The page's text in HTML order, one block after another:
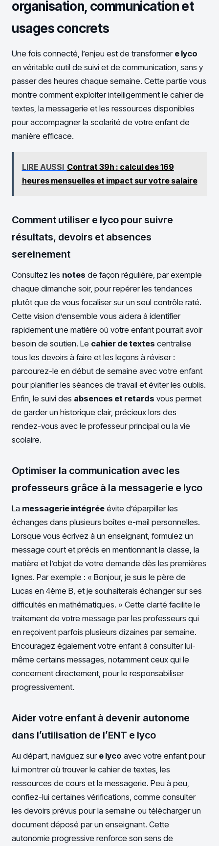
organisation, communication et
usages concrets
Une fois connecté, l’enjeu est de transformer e lyco
en véritable outil de suivi et de communication, sans y
passer des heures chaque semaine. Cette partie vous
montre comment exploiter intelligemment le cahier de
textes, la messagerie et les ressources disponibles
pour accompagner la scolarité de votre enfant de
manière efficace.
LIRE AUSSI Contrat 39h : calcul des 169
heures mensuelles et impact sur votre salaire
Comment utiliser e lyco pour suivre
résultats, devoirs et absences
sereinement
Consultez les notes de façon régulière, par exemple
chaque dimanche soir, pour repérer les tendances
plutôt que de vous focaliser sur un seul contrôle raté.
Cette vision d’ensemble vous aidera à identifier
rapidement une matière où votre enfant pourrait avoir
besoin de soutien. Le cahier de textes centralise
tous les devoirs à faire et les leçons à réviser :
parcourez-le en début de semaine avec votre enfant
pour planifier les séances de travail et éviter les oublis.
Enfin, le suivi des absences et retards vous permet
de garder un historique clair, précieux lors des
rendez-vous avec le professeur principal ou la vie
scolaire.
Optimiser la communication avec les
professeurs grâce à la messagerie e lyco
La messagerie intégrée évite d’éparpiller les
échanges dans plusieurs boîtes e-mail personnelles.
Lorsque vous écrivez à un enseignant, formulez un
message court et précis en mentionnant la classe, la
matière et l’objet de votre demande dès les premières
lignes. Par exemple : « Bonjour, je suis le père de
Lucas en 4ème B, et je souhaiterais échanger sur ses
difficultés en mathématiques. » Cette clarté facilite le
traitement de votre message par les professeurs qui
en reçoivent parfois plusieurs dizaines par semaine.
Encouragez également votre enfant à consulter lui-
même certains messages, notamment ceux qui le
concernent directement, pour le responsabiliser
progressivement.
Aider votre enfant à devenir autonome
dans l’utilisation de l’ENT e lyco
Au départ, naviguez sur e lyco avec votre enfant pour
lui montrer où trouver le cahier de textes, les
ressources de cours et la messagerie. Peu à peu,
confiez-lui certaines vérifications, comme consulter
les devoirs prévus pour la semaine ou télécharger un
document déposé par un enseignant. Cette
autonomie progressive renforce son sens de